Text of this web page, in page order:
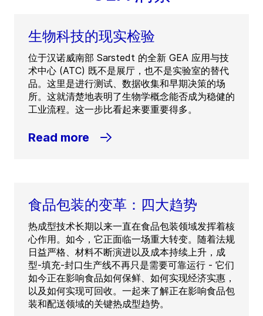
生物科技的现实检验
位于汉诺威南部 Sarstedt 的全新 GEA 应用与技
术中心 (ATC) 既不是展厅，也不是实验室的替代
品。这里是进行测试、数据收集和早期决策的场
所。这就清楚地表明了生物学概念能否成为稳健的
工业流程。这一步比看起来要重要得多。
Read more
食品包装的变革：四大趋势
热成型技术长期以来一直在食品包装领域发挥着核
心作用。如今，它正面临一场重大转变。随着法规
日益严格、材料不断演进以及成本持续上升，成
型-填充-封口生产线不再只是需要可靠运行 - 它们
如今正在影响食品如何保鲜、如何实现经济实惠，
以及如何实现可回收。一起来了解正在影响食品包
装和配送领域的关键热成型趋势。